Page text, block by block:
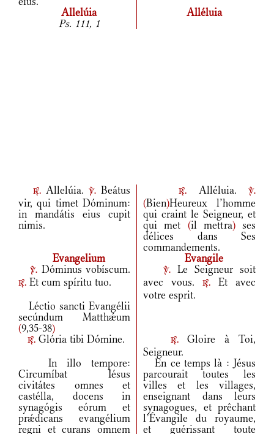
Allelúia
Alléluia
Ps. 111, 1
r. Allelúia. v. Beátus
vir, qui timet Dóminum:
in mandátis eius cupit
nimis.
r. Alléluia.v.
(Bien)Heureux l’homme
qui craint le Seigneur, et
qui met (il mettra)ses
délices dans Ses
commandements.
Evangelium
Evangile
v. Dóminus vobíscum.
r. Et cum spíritu tuo.
v.
Le Seigneur soit
avec vous.
r.
Et avec
votre esprit.
Léctio sancti Evangélii
secúndum Matthǽum
(9,35-38)
r. Glória tibi Dómine. r.Gloire à Toi,
Seigneur.
In illo tempore:
Circumíbat Iésus
civitátes omnes et
castélla, docens in
synagógis eórum et
prǽdicans evangélium
regni et curans omnem
En ce temps là : Jésus
parcourait toutes les
villes et les villages,
enseignant dans leurs
synagogues, et prêchant
l’Évangile du royaume,
et guérissant toute